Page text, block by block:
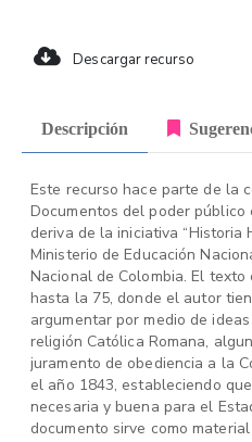
Descargar recurso
Descripción
Este recurso hace parte de la
Documentos del poder público
deriva de la iniciativa “Historia
Ministerio de Educación
Nacional de Colombia. El
hasta la 75, donde el autor
argumentar por medio de
religión Católica Romana,
juramento de obediencia a la
el año 1843, estableciendo
necesaria y buena para el
documento sirve como